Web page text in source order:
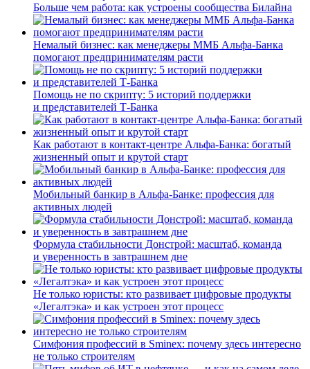
Больше чем работа: как устроены сообщества Билайна
Немалый бизнес: как менеджеры ММБ Альфа-Банка
помогают предпринимателям расти
Помощь не по скрипту: 5 историй поддержки
и представителей Т-Банка
Как работают в контакт-центре Альфа-Банка: богатый
жизненный опыт и крутой старт
Мобильный банкир в Альфа-Банке: профессия для
активных людей
Формула стабильности Донстрой: масштаб, команда
и уверенность в завтрашнем дне
Не только юристы: кто развивает цифровые продукты
«Легалтэка» и как устроен этот процесс
Симфония профессий в Sminex: почему здесь интересно
не только строителям